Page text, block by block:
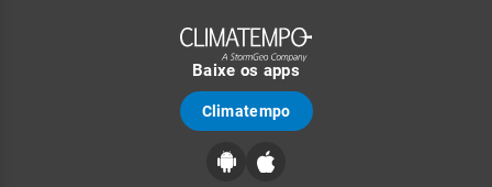
Baixe os apps
Climatempo